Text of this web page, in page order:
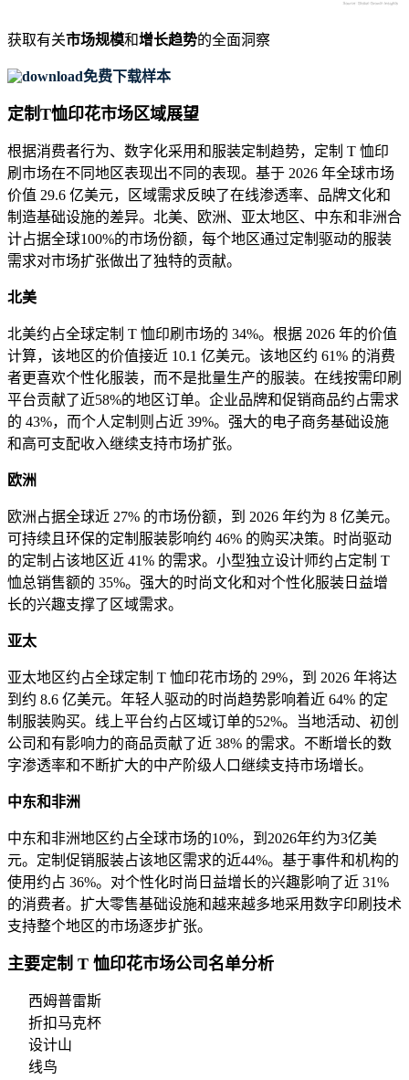
获取有关市场规模和增长趋势的全面洞察
免费下载样本
定制T恤印花市场区域展望
根据消费者行为、数字化采用和服装定制趋势，定制 T 恤印
刷市场在不同地区表现出不同的表现。基于 2026 年全球市场
价值 29.6 亿美元，区域需求反映了在线渗透率、品牌文化和
制造基础设施的差异。北美、欧洲、亚太地区、中东和非洲合
计占据全球100%的市场份额，每个地区通过定制驱动的服装
需求对市场扩张做出了独特的贡献。
北美
北美约占全球定制 T 恤印刷市场的 34%。根据 2026 年的价值
计算，该地区的价值接近 10.1 亿美元。该地区约 61% 的消费
者更喜欢个性化服装，而不是批量生产的服装。在线按需印刷
平台贡献了近58%的地区订单。企业品牌和促销商品约占需求
的 43%，而个人定制则占近 39%。强大的电子商务基础设施
和高可支配收入继续支持市场扩张。
欧洲
欧洲占据全球近 27% 的市场份额，到 2026 年约为 8 亿美元。
可持续且环保的定制服装影响约 46% 的购买决策。时尚驱动
的定制占该地区近 41% 的需求。小型独立设计师约占定制 T
恤总销售额的 35%。强大的时尚文化和对个性化服装日益增
长的兴趣支撑了区域需求。
亚太
亚太地区约占全球定制 T 恤印花市场的 29%，到 2026 年将达
到约 8.6 亿美元。年轻人驱动的时尚趋势影响着近 64% 的定
制服装购买。线上平台约占区域订单的52%。当地活动、初创
公司和有影响力的商品贡献了近 38% 的需求。不断增长的数
字渗透率和不断扩大的中产阶级人口继续支持市场增长。
中东和非洲
中东和非洲地区约占全球市场的10%，到2026年约为3亿美
元。定制促销服装占该地区需求的近44%。基于事件和机构的
使用约占 36%。对个性化时尚日益增长的兴趣影响了近 31%
的消费者。扩大零售基础设施和越来越多地采用数字印刷技术
支持整个地区的市场逐步扩张。
主要定制 T 恤印花市场公司名单分析
西姆普雷斯
折扣马克杯
设计山
线鸟